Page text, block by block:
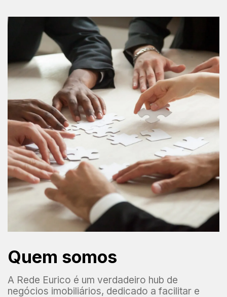
Quem somos
A Rede Eurico é um verdadeiro hub de
negócios imobiliários, dedicado a facilitar e